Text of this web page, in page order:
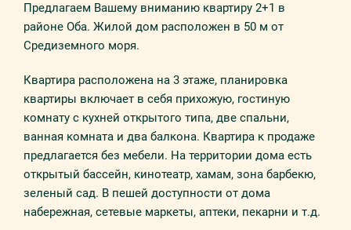
Предлагаем Вашему вниманию квартиру 2+1 в
районе Оба. Жилой дом расположен в 50 м от
Средиземного моря.
Квартира расположена на 3 этаже, планировка
квартиры включает в себя прихожую, гостиную
комнату с кухней открытого типа, две спальни,
ванная комната и два балкона. Квартира к продаже
предлагается без мебели. На территории дома есть
открытый бассейн, кинотеатр, хамам, зона барбекю,
зеленый сад. В пешей доступности от дома
набережная, сетевые маркеты, аптеки, пекарни и т.д.